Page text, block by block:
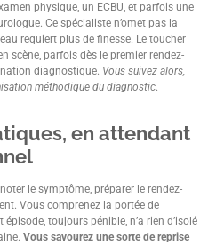
physique, un ECBU, et parfois une
Ce spécialiste n’omet pas la
requiert plus de finesse. Le toucher
scène, parfois dès le premier rendez-
diagnostique. Vous suivez alors,
méthodique du diagnostic.
en attendant
le symptôme, préparer le rendez-
Vous comprenez la portée de
toujours pénible, n’a rien d’isolé
Vous savourez une sorte de reprise